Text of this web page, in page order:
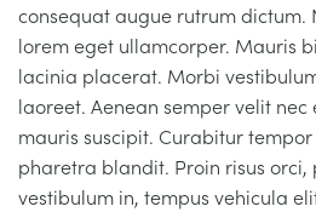
consequat augue rutrum
lorem eget ullamcorper. Mauris
lacinia placerat. Morbi
laoreet. Aenean semper velit
mauris suscipit. Curabitur
pharetra blandit. Proin risus
vestibulum in, tempus vehicula